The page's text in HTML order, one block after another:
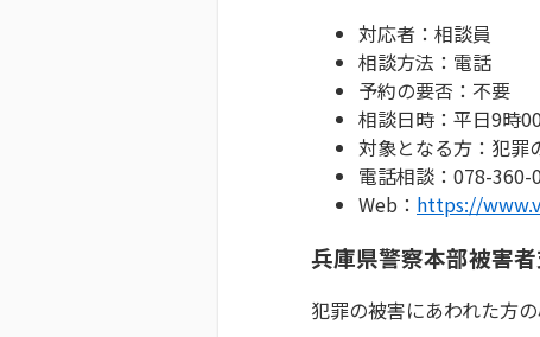
対応者：相談員
相談方法：電話
予約の要否：不要
相談日時：平日9時
対象となる方：犯罪
電話相談：078-360-
Web： https://
兵庫県警察本部被害
犯罪の被害にあわれた方